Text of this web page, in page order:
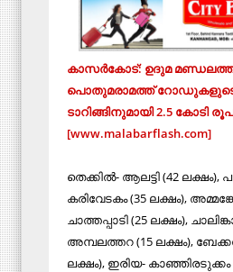
കാസര്‍കോട്: ഉദുമ
പൊതുമരാമത്ത് റോഡുകളുടെ
ടാറിങ്ങിനുമായി 2.5 കോടി
[www.malabarflash.com]
തെക്കില്‍- ആലട്ടി (42
കരിവേടകം (35 ലക്ഷം),
ചാത്തപ്പാടി (25 ലക്ഷം),
അമ്പലത്തറ (15 ലക്ഷം),
ലക്ഷം), ഇരിയ- കാഞ്ഞിരടുക്കം